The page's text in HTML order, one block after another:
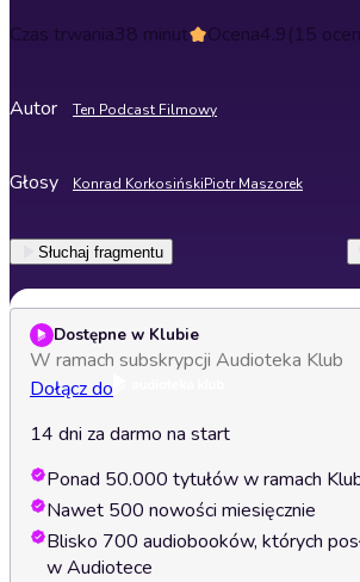
Czas trwania38 minut Ocena4.9(15
Autor Ten Podcast Filmowy
Głosy Konrad KorkosińskiPiotr Maszorek
Słuchaj fragmentu
Dostępne w Klubie
W ramach subskrypcji Audioteka Klub
Dołącz do
14 dni za darmo na start
Ponad 50.000 tytułów w ramach
Nawet 500 nowości miesięcznie
Blisko 700 audiobooków, których
w Audiotece